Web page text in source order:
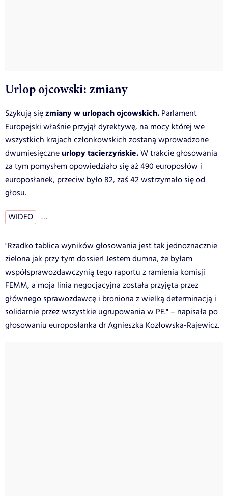
Urlop ojcowski: zmiany
Szykują sięzmiany w urlopach ojcowskich. Parlament
Europejski właśnie przyjął dyrektywę, na mocy której we
wszystkich krajach członkowskich zostaną wprowadzone
dwumiesięczneurlopy tacierzyńskie.W trakcie głosowania
za tym pomysłem opowiedziało się aż 490 europosłów i
europosłanek, przeciw było 82, zaś 42 wstrzymało się od
głosu.
WIDEO …
"Rzadko tablica wyników głosowania jest tak jednoznacznie
zielona jak przy tym dossier! Jestem dumna, że byłam
współsprawozdawczynią tego raportu z ramienia komisji
FEMM, a moja linia negocjacyjna została przyjęta przez
głównego sprawozdawcę i broniona z wielką determinacją i
solidarnie przez wszystkie ugrupowania w PE." – napisała po
głosowaniu europosłanka dr Agnieszka Kozłowska-Rajewicz.